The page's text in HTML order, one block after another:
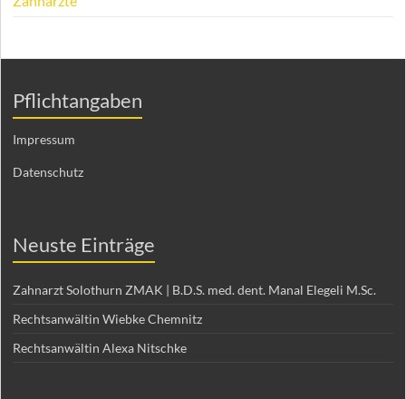
Pflichtangaben
Impressum
Datenschutz
Neuste Einträge
Zahnarzt Solothurn ZMAK | B.D.S. med. dent. Manal Elegeli M.Sc.
Rechtsanwältin Wiebke Chemnitz
Rechtsanwältin Alexa Nitschke